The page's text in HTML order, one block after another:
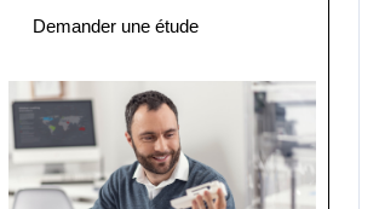
Demander une étude